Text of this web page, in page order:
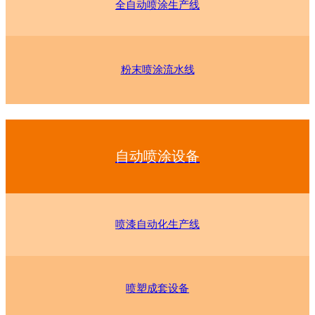
全自动喷涂生产线
粉末喷涂流水线
自动喷涂设备
喷漆自动化生产线
喷塑成套设备